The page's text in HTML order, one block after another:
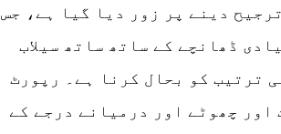
دینے پر زور دیا گیا ہے، جس
ڈھانچے کے ساتھ ساتھ سیلاب
ترتیب کو بحال کرنا ہے۔ رپورٹ
اور چھوٹے اور درمیانے درجے کے